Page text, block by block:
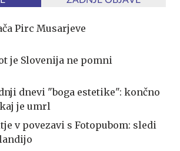
Pirc Musarjeve
je Slovenija ne pomni
dnevi "boga estetike": končno
je umrl
v povezavi s Fotopubom: sledi